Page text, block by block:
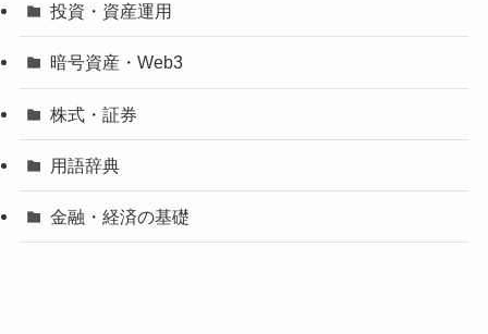
投資・資産運用
暗号資産・Web3
株式・証券
用語辞典
金融・経済の基礎